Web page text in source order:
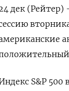
дек
S&P 500